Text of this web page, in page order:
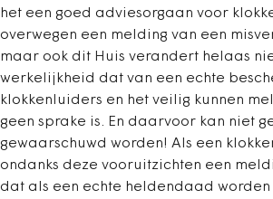
het een goed adviesorgaan voor
overwegen een melding van een
maar ook dit Huis verandert helaas
werkelijkheid dat van een echte
klokkenluiders en het veilig kunnen
geen sprake is. En daarvoor kan niet
gewaarschuwd worden! Als een
ondanks deze vooruitzichten een
dat als een echte heldendaad worden